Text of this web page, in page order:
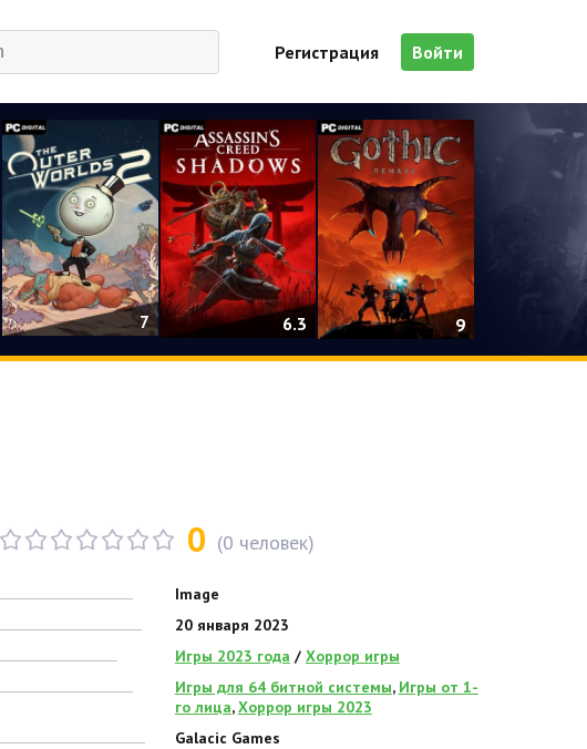
Регистрация Войти
7 6.3 9
0 (0 человек)
Image
20 января 2023
Игры 2023 года / Хоррор игры
Игры для 64 битной системы, Игры от 1-
го лица,Хоррор игры 2023
Galacic Games